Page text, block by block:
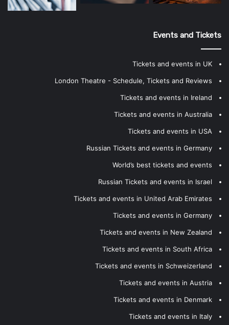
Events and Tickets
Tickets and events in UK
London Theatre - Schedule, Tickets and Reviews
Tickets and events in Ireland
Tickets and events in Australia
Tickets and events in USA
Russian Tickets and events in Germany
World’s best tickets and events
Russian Tickets and events in Israel
Tickets and events in United Arab Emirates
Tickets and events in Germany
Tickets and events in New Zealand
Tickets and events in South Africa
Tickets and events in Schweizerland
Tickets and events in Austria
Tickets and events in Denmark
Tickets and events in Italy